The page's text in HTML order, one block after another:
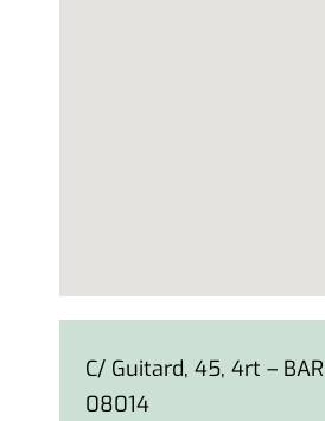
C/ Guitard, 45, 4rt –
08014